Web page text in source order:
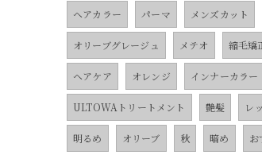
ヘアカラー パーマ メンズカット
オリーブグレージュ メテオ 縮毛矯
ヘアケア オレンジ インナーカラー
ULTOWAトリートメント 艶髪 レ
明るめ オリーブ 秋 暗め お